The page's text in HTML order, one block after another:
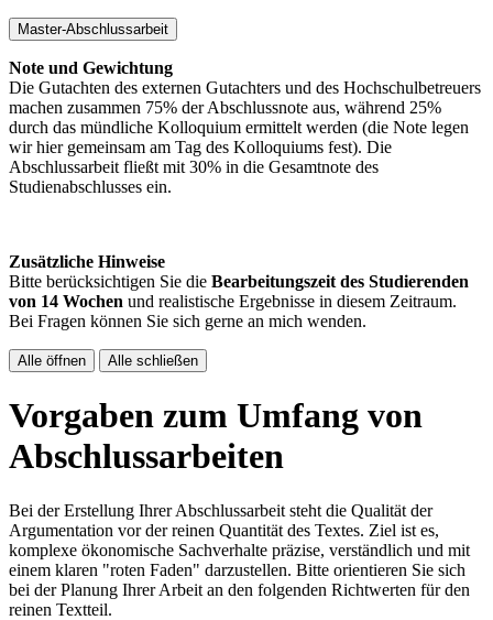
Master-Abschlussarbeit
Note und Gewichtung
Die Gutachten des externen Gutachters und des Hochschulbetreuers
machen zusammen 75% der Abschlussnote aus, während 25%
durch das mündliche Kolloquium ermittelt werden (die Note legen
wir hier gemeinsam am Tag des Kolloquiums fest). Die
Abschlussarbeit fließt mit 30% in die Gesamtnote des
Studienabschlusses ein.
Zusätzliche Hinweise
Bitte berücksichtigen Sie die Bearbeitungszeit des Studierenden
von 14 Wochen und realistische Ergebnisse in diesem Zeitraum.
Bei Fragen können Sie sich gerne an mich wenden.
Alle öffnen Alle schließen
Vorgaben zum Umfang von
Abschlussarbeiten
Bei der Erstellung Ihrer Abschlussarbeit steht die Qualität der
Argumentation vor der reinen Quantität des Textes. Ziel ist es,
komplexe ökonomische Sachverhalte präzise, verständlich und mit
einem klaren "roten Faden" darzustellen. Bitte orientieren Sie sich
bei der Planung Ihrer Arbeit an den folgenden Richtwerten für den
reinen Textteil.